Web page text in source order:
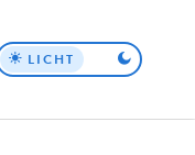
Top
LICHT